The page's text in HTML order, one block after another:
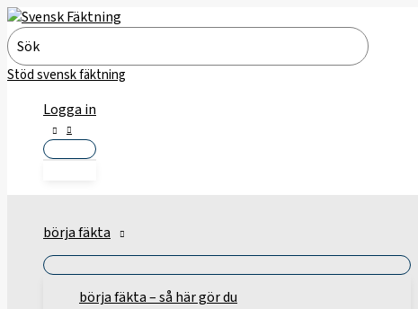
Hoppa
till
innehåll
Search
for:
Stöd svensk fäktning
Logga in
börja fäkta
börja fäkta – så här gör du